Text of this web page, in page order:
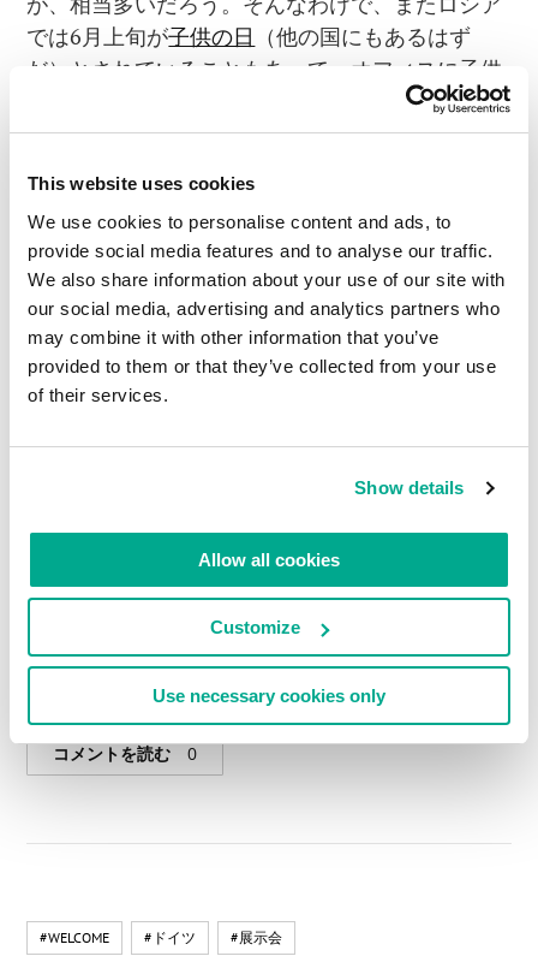
This website uses cookies
We use cookies to personalise content and ads, to
provide social media features and to analyse our traffic.
We also share information about your use of our site with
our social media, advertising and analytics partners who
may combine it with other information that you’ve
provided to them or that they’ve collected from your use
of their services.
Show details
Allow all cookies
Customize
Use necessary cookies only
では6月上旬が子供の日 （他の国にもあるはず
だ）とされていることもあって、オフィスに子供
たちを招いて盛大なパーティを開いた！200人の
子供たちがパパやママと一緒に出勤して、パパや
かを見て回った。皆で遊び、食事をし、絵を描
き、トランポリンをして・・・他にも色んなこと
をやった。
続きを読む：Kaspersky Lab子供会
コメントを読む 0
#WELCOME #ドイツ #展示会